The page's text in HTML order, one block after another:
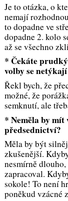
Je to otázka, o
nemají
to dopadne ve
dopadne 2. kolo
až se všechno
* Čekáte
volby se
Řekl bych, že
možné, že
semknutí, ale
* Neměla by
předsednictví?
Měla by být
zkušenější.
nesmírně
zapracoval.
sokole! To není
poněkud vzácné